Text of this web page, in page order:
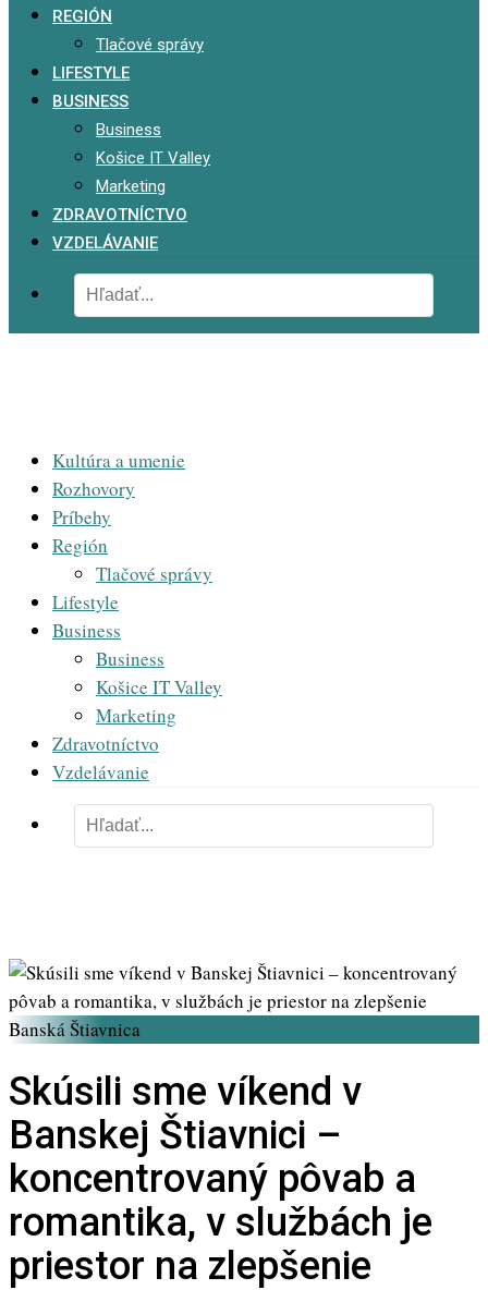
REGIÓN
Tlačové správy
LIFESTYLE
BUSINESS
Business
Košice IT Valley
Marketing
ZDRAVOTNÍCTVO
VZDELÁVANIE
Kultúra a umenie
Rozhovory
Príbehy
Región
Tlačové správy
Lifestyle
Business
Business
Košice IT Valley
Marketing
Zdravotníctvo
Vzdelávanie
Banská Štiavnica
Skúsili sme víkend v
Banskej Štiavnici –
koncentrovaný pôvab a
romantika, v službách je
priestor na zlepšenie